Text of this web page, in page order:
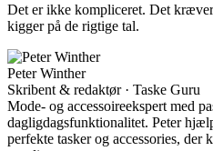
Det er ikke kompliceret. Det
kigger på de rigtige tal.
Peter Winther
Skribent & redaktør · Taske Guru
Mode- og accessoireekspert med
dagligdagsfunktionalitet. Peter
perfekte tasker og accessories, der